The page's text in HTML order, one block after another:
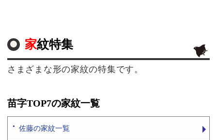
家紋特集
さまざまな形の家紋の特集です。
苗字TOP7の家紋一覧
佐藤の家紋一覧